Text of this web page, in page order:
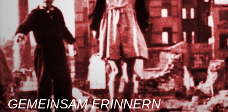
GEMEINSAM ERINNERN